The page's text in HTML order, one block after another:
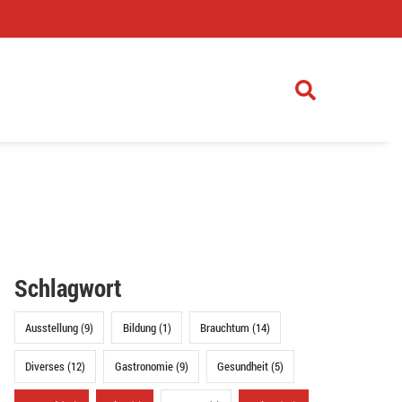
Schlagwort
Ausstellung (9) Bildung (1) Brauchtum (14)
Diverses (12) Gastronomie (9) Gesundheit (5)